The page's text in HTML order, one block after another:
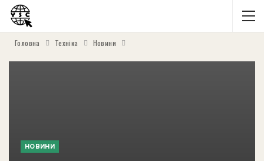
Головна Техніка Новини
НОВИНИ